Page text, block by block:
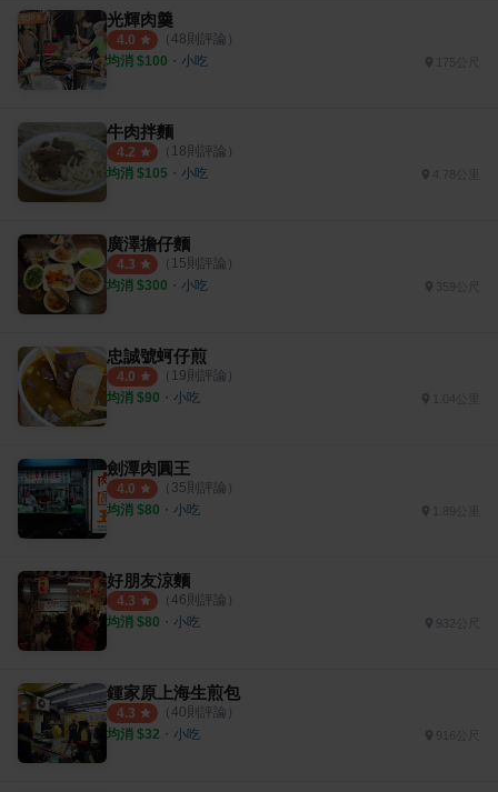
光輝肉羹
4.0 （ 48則評論）
均消 $100 ・ 小吃 175公尺
牛肉拌麵
4.2 （ 18則評論）
均消 $105 ・ 小吃 4.78公里
廣澤擔仔麵
4.3 （ 15則評論）
均消 $300 ・ 小吃 359公尺
忠誠號蚵仔煎
4.0 （ 19則評論）
均消 $90 ・ 小吃 1.04公里
劍潭肉圓王
4.0 （ 35則評論）
均消 $80 ・ 小吃
好朋友涼麵
4.3 （ 46則評論）
均消 $80 ・ 小吃
鍾家原上海生煎包
4.3 （ 40則評論）
均消 $32 ・ 小吃